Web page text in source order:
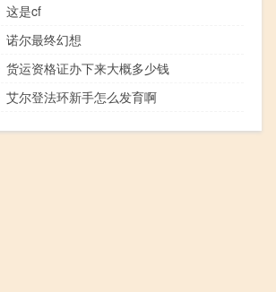
这是cf
诺尔最终幻想
货运资格证办下来大概多少钱
艾尔登法环新手怎么发育啊